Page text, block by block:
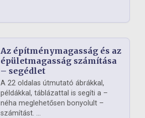
Az építménymagasság és az
épületmagasság számítása
– segédlet
A 22 oldalas útmutató ábrákkal,
példákkal, táblázattal is segíti a –
néha meglehetősen bonyolult –
számítást. ...